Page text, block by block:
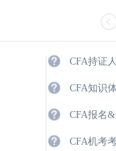
CFA持证
CFA知识
CFA报名
CFA机考